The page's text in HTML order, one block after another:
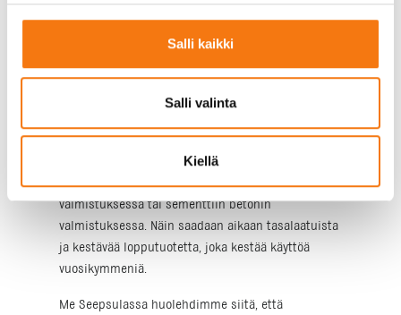
Salli kaikki
Salli valinta
Kiellä
Asfaltin ja betonin raaka-
aineena
mursketta raaka-aineena. 0-16 murskeen pieni
koko mahdollistaa sen, että se sekoittuu hyvin
muihin komponentteihin, kuten bitumiin asfaltin
valmistuksessa tai sementtiin betonin
valmistuksessa. Näin saadaan aikaan tasalaatuista
ja kestävää lopputuotetta, joka kestää käyttöä
vuosikymmeniä.
Me Seepsulassa huolehdimme siitä, että